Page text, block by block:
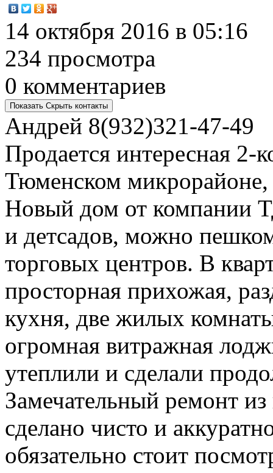
14 октября 2016 в 05:16
234 просмотра
0 комментариев
Показать Скрыть контакты
Андрей 8(932)321-47-49
Продается интересная 2-
Тюменском микрорайоне,
Новый дом от компании
и детсадов, можно
торговых центров. В
просторная прихожая,
кухня, две жилых
огромная витражная
утеплили и сделали
Замечательный ремонт
сделано чисто и
обязательно стоит